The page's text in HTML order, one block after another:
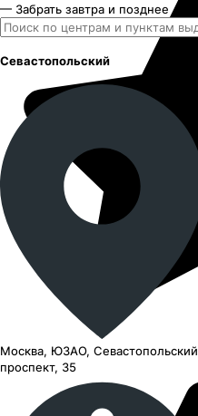
— Забрать завтра и позднее
Севастопольский
Москва, ЮЗАО, Севастопольский
проспект, 35